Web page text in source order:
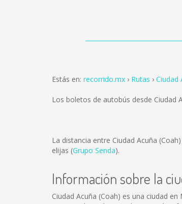
Estás en: recorrido.mx Rutas Ciudad
Los boletos de autobús desde Ciudad
La distancia entre Ciudad Acuña
elijas (Grupo Senda).
Información sobre la
Ciudad Acuña (Coah) es una ciudad